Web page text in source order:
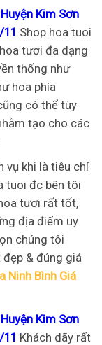
Kim Sơn
11 Shop hoa tuoi
tươi đa dạng
thống như
hoa phía
có thể tùy
tạo cho các
vụ khi là tiêu chí
tuoi đc bên tôi
tươi rất tốt,
địa điểm uy
chúng tôi
& đúng giá
Ninh Bình Giá
Kim Sơn
11 Khách dãy rất